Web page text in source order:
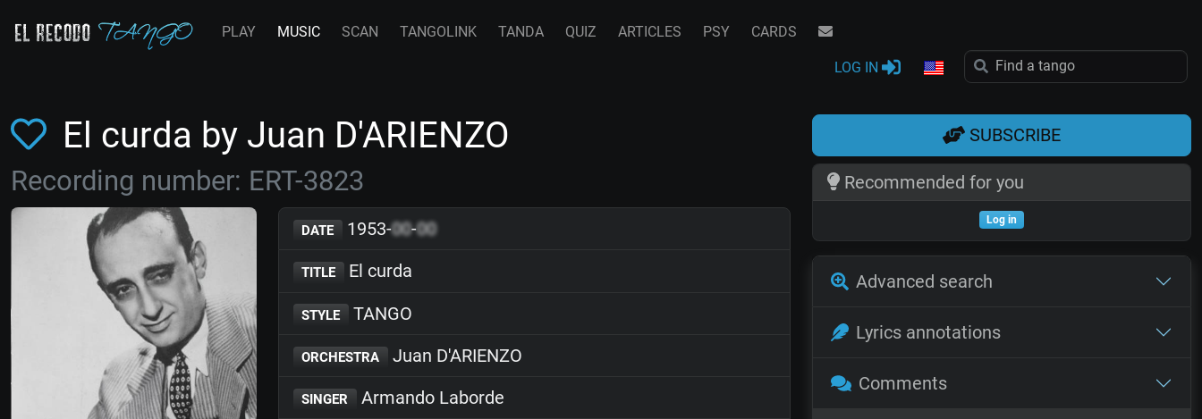
PLAY MUSIC SCAN TANGOLINK TANDA QUIZ ARTICLES PSY CARDS
LOG IN
El curda by Juan D'ARIENZO
Recording number: ERT-3823
DATE 1953-00-00
TITLE El curda
STYLE TANGO
ORCHESTRA Juan D'ARIENZO
SINGER Armando Laborde
SUBSCRIBE
Recommended for you
Log in
Advanced search
Lyrics annotations
Comments